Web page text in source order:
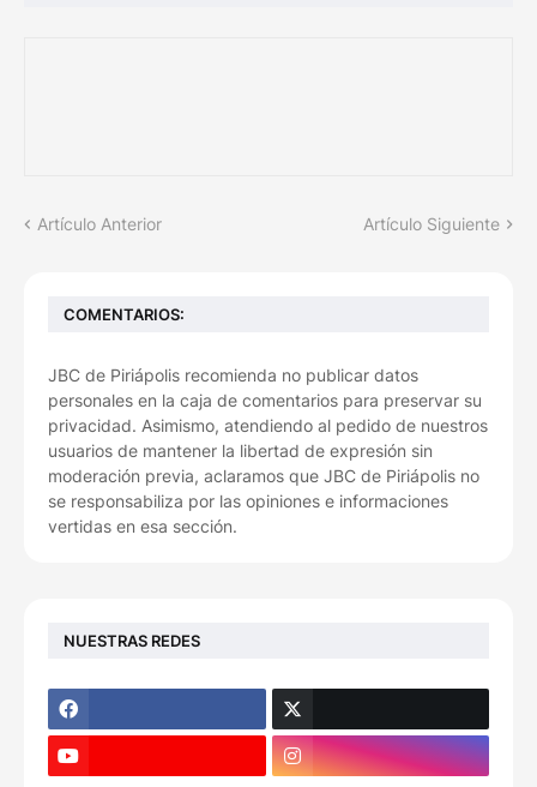
Artículo Anterior Artículo Siguiente
COMENTARIOS:
JBC de Piriápolis recomienda no publicar datos
personales en la caja de comentarios para preservar su
privacidad. Asimismo, atendiendo al pedido de nuestros
usuarios de mantener la libertad de expresión sin
moderación previa, aclaramos que JBC de Piriápolis no
se responsabiliza por las opiniones e informaciones
vertidas en esa sección.
NUESTRAS REDES